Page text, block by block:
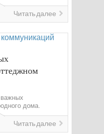
Читать далее
дома.
Читать далее